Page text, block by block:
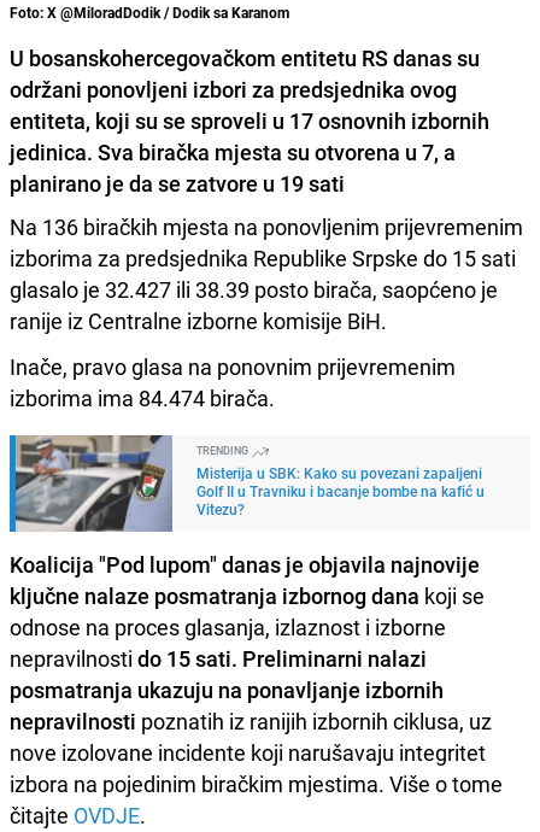
Foto: X @MiloradDodik / Dodik sa Karanom
U bosanskohercegovačkom entitetu RS danas su
održani ponovljeni izbori za predsjednika ovog
entiteta, koji su se sproveli u 17 osnovnih izbornih
jedinica. Sva biračka mjesta su otvorena u 7, a
planirano je da se zatvore u 19 sati
Na 136 biračkih mjesta na ponovljenim prijevremenim
izborima za predsjednika Republike Srpske do 15 sati
glasalo je 32.427 ili 38.39 posto birača, saopćeno je
ranije iz Centralne izborne komisije BiH.
Inače, pravo glasa na ponovnim prijevremenim
izborima ima 84.474 birača.
TRENDING
Misterija u SBK: Kako su povezani zapaljeni
Golf II u Travniku i bacanje bombe na kafić u
Vitezu?
Koalicija "Pod lupom" danas je objavila najnovije
ključne nalaze posmatranja izbornog dana koji se
odnose na proces glasanja, izlaznost i izborne
nepravilnosti do 15 sati. Preliminarni nalazi
posmatranja ukazuju na ponavljanje izbornih
nepravilnosti poznatih iz ranijih izbornih ciklusa, uz
nove izolovane incidente koji narušavaju integritet
izbora na pojedinim biračkim mjestima. Više o tome
čitajte OVDJE.